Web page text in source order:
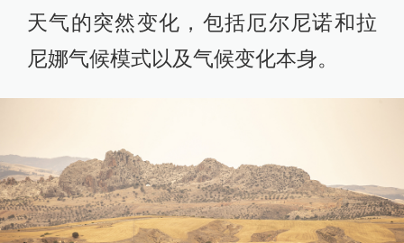
天气的突然变化，包括厄尔尼诺和拉
尼娜气候模式以及气候变化本身。